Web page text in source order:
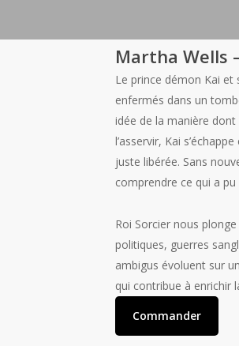
Martha Wells
Le prince démon Kai et
enfermés dans un
idée de la manière
l’asservir, Kai
juste libérée. Sans
comprendre ce qui a pu
Roi Sorcier nous
politiques, guerres
ambigus évoluent sur
qui contribue à enrichir
Commander